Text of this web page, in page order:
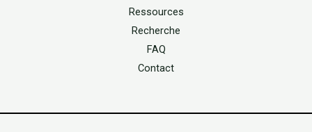
Ressources
Recherche
FAQ
Contact